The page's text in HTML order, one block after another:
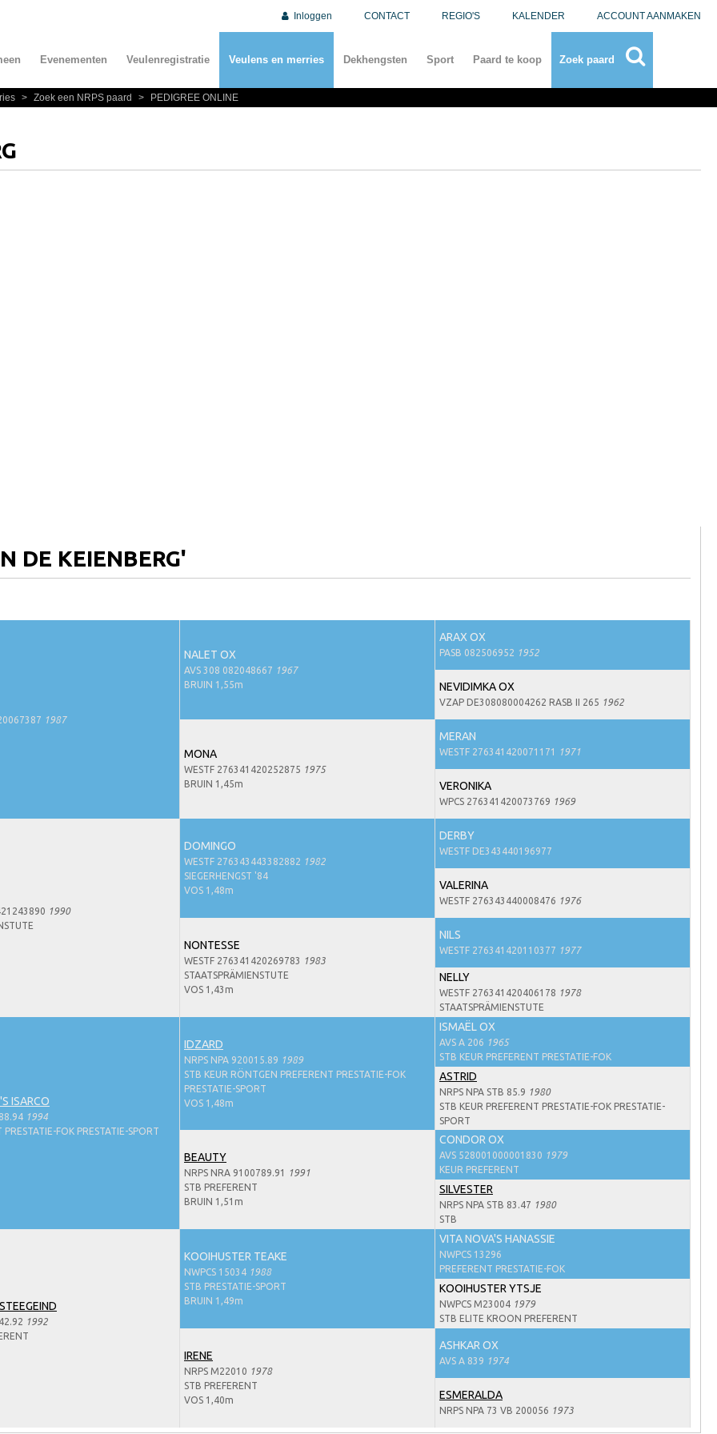
Inloggen CONTACT REGIO'S KALENDER ACCOUNT AANMAKEN
Evenementen Veulenregistratie Veulens en merries Dekhengsten Sport Paard te koop Zoek paard
> Zoek een NRPS paard > PEDIGREE ONLINE
DE KEIENBERG'
1987
NALET OX
AVS 308 082048667 1967
BRUIN 1,55m
ARAX OX
PASB 082506952 1952
NEVIDIMKA OX
VZAP DE308080004262 RASB II 265 1962
MONA
WESTF 276341420252875 1975
BRUIN 1,45m
MERAN
WESTF 276341420071171 1971
VERONIKA
WPCS 276341420073769 1969
1990
DOMINGO
WESTF 276343443382882 1982
SIEGERHENGST '84
VOS 1,48m
DERBY
WESTF DE343440196977
VALERINA
WESTF 276343440008476 1976
NONTESSE
WESTF 276341420269783
1983
STAATSPRÄMIENSTUTE
VOS 1,43m
NILS
WESTF 276341420110377 1977
NELLY
WESTF 276341420406178 1978
STAATSPRÄMIENSTUTE
ISARCO
1994
PRESTATIE-FOK PRESTATIE-SPORT
IDZARD
NRPS NPA 920015.89 1989
STB KEUR RÖNTGEN PREFERENT PRESTATIE-FOK
PRESTATIE-SPORT
VOS 1,48m
ISMAËL OX
AVS A 206 1965
STB KEUR PREFERENT PRESTATIE-FOK
ASTRID
NRPS NPA STB 85.9 1980
STB KEUR PREFERENT PRESTATIE-FOK PRESTATIE-
SPORT
BEAUTY
NRPS NRA 9100789.91
1991
STB PREFERENT
BRUIN 1,51m
CONDOR OX
AVS 528001000001830 1979
KEUR PREFERENT
SILVESTER
NRPS NPA STB 83.47 1980
STB
1992
KOOIHUSTER TEAKE
NWPCS 15034 1988
STB PRESTATIE-SPORT
BRUIN 1,49m
VITA NOVA'S HANASSIE
NWPCS 13296
PREFERENT PRESTATIE-FOK
KOOIHUSTER YTSJE
NWPCS M23004 1979
STB ELITE KROON PREFERENT
IRENE
NRPS M22010 1978
STB PREFERENT
VOS 1,40m
ASHKAR OX
AVS A 839 1974
ESMERALDA
NRPS NPA 73 VB 200056 1973